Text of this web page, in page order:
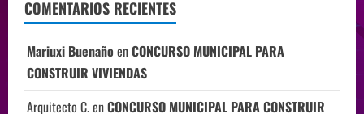
COMENTARIOS RECIENTES
Mariuxi Buenaño enCONCURSO MUNICIPAL PARA
CONSTRUIR VIVIENDAS
Arquitecto C.enCONCURSO MUNICIPAL PARA CONSTRUIR